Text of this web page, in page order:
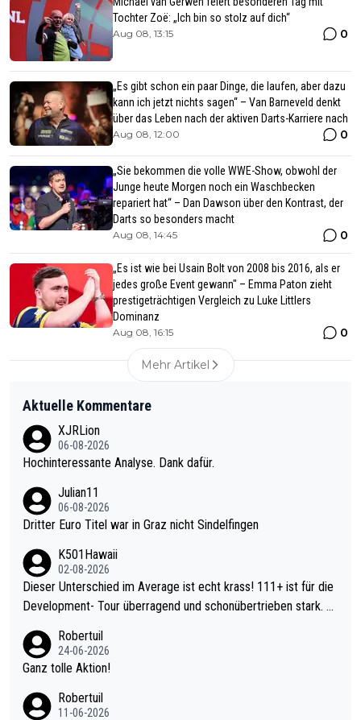
Tochter Zoë: „Ich bin so stolz auf dich“
Aug 08, 13:15 0
„Es gibt schon ein paar Dinge, die laufen, aber dazu
kann ich jetzt nichts sagen“ – Van Barneveld denkt
über das Leben nach der aktiven Darts-Karriere nach
Aug 08, 12:00 0
„Sie bekommen die volle WWE-Show, obwohl der
Junge heute Morgen noch ein Waschbecken
repariert hat“ – Dan Dawson über den Kontrast, der
Darts so besonders macht
Aug 08, 14:45 0
„Es ist wie bei Usain Bolt von 2008 bis 2016, als er
jedes große Event gewann" – Emma Paton zieht
prestigeträchtigen Vergleich zu Luke Littlers
Dominanz
Aug 08, 16:15 0
Mehr Artikel
Aktuelle Kommentare
XJRLion
06-08-2026
Hochinteressante Analyse. Dank dafür.
Julian11
06-08-2026
Dritter Euro Titel war in Graz nicht Sindelfingen
K501Hawaii
02-08-2026
Dieser Unterschied im Average ist echt krass! 111+ ist für die
Development- Tour überragend und schonübertrieben stark. U
mal 40+ erst recht. Da gewinnst keinen Blumentopf - ist ja noc
h krasser wie ein Pokalspiel eines Kreisligisten vs einem Bund
Robertuil
24-06-2026
Ganz tolle Aktion!
Robertuil
11-06-2026